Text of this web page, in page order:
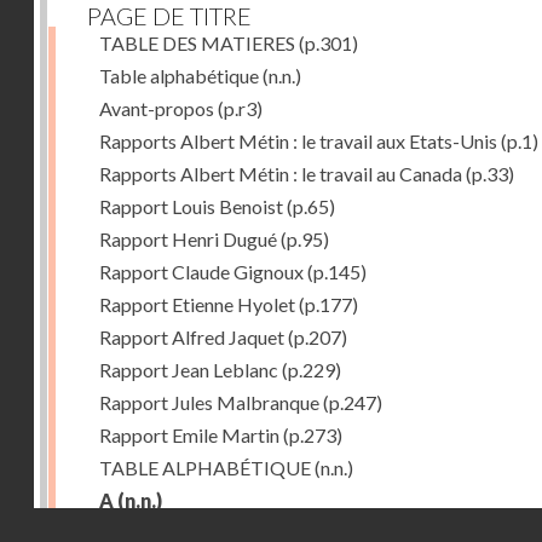
PAGE DE TITRE
TABLE DES MATIERES (p.301)
Table alphabétique(n.n.)
Avant-propos (p.r3)
Rapports Albert Métin : le travail aux Etats-Unis (p.1)
Rapports Albert Métin : le travail au Canada(p.33)
Rapport Louis Benoist(p.65)
Rapport Henri Dugué(p.95)
Rapport Claude Gignoux(p.145)
Rapport Etienne Hyolet(p.177)
Rapport Alfred Jaquet(p.207)
Rapport Jean Leblanc (p.229)
Rapport Jules Malbranque(p.247)
Rapport Emile Martin(p.273)
TABLE ALPHABÉTIQUE(n.n.)
A (n.n.)